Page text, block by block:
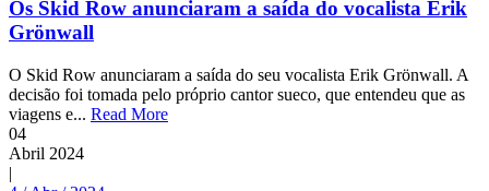
Os Skid Row anunciaram a saída do vocalista Erik
Grönwall
O Skid Row anunciaram a saída do seu vocalista Erik Grönwall. A
decisão foi tomada pelo próprio cantor sueco, que entendeu que as
viagens e... Read More
04
Abril 2024
|